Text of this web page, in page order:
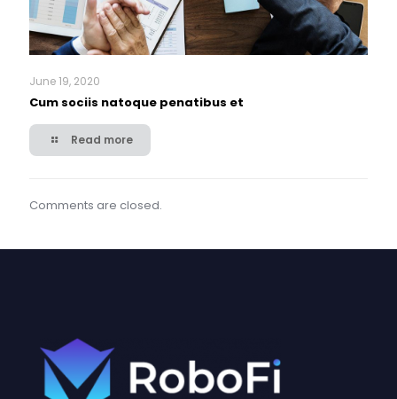
June 19, 2020
Cum sociis natoque penatibus et
Read more
Comments are closed.